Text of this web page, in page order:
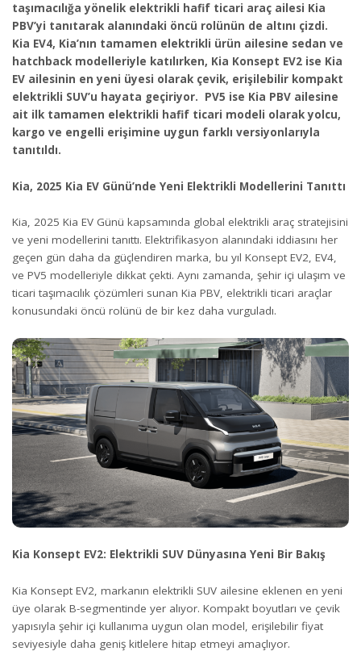
taşımacılığa yönelik elektrikli hafif ticari araç ailesi Kia
PBV’yi tanıtarak alanındaki öncü rolünün de altını çizdi.
Kia EV4, Kia’nın tamamen elektrikli ürün ailesine sedan ve
hatchback modelleriyle katılırken, Kia Konsept EV2 ise Kia
EV ailesinin en yeni üyesi olarak çevik, erişilebilir kompakt
elektrikli SUV’u hayata geçiriyor. PV5 ise Kia PBV ailesine
ait ilk tamamen elektrikli hafif ticari modeli olarak yolcu,
kargo ve engelli erişimine uygun farklı versiyonlarıyla
tanıtıldı.
Kia, 2025 Kia EV Günü’nde Yeni Elektrikli Modellerini Tanıttı
Kia, 2025 Kia EV Günü kapsamında global elektrikli araç stratejisini
ve yeni modellerini tanıttı. Elektrifikasyon alanındaki iddiasını her
geçen gün daha da güçlendiren marka, bu yıl Konsept EV2, EV4,
ve PV5 modelleriyle dikkat çekti. Aynı zamanda, şehir içi ulaşım ve
ticari taşımacılık çözümleri sunan Kia PBV, elektrikli ticari araçlar
konusundaki öncü rolünü de bir kez daha vurguladı.
Kia Konsept EV2: Elektrikli SUV Dünyasına Yeni Bir Bakış
Kia Konsept EV2, markanın elektrikli SUV ailesine eklenen en yeni
üye olarak B-segmentinde yer alıyor. Kompakt boyutları ve çevik
yapısıyla şehir içi kullanıma uygun olan model, erişilebilir fiyat
seviyesiyle daha geniş kitlelere hitap etmeyi amaçlıyor.